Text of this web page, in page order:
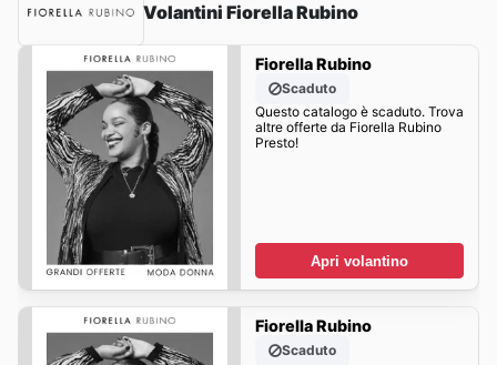
Volantini Fiorella Rubino
Fiorella Rubino
Scaduto
Questo catalogo è scaduto. Trova
altre offerte da Fiorella Rubino
Presto!
Apri volantino
Fiorella Rubino
Scaduto